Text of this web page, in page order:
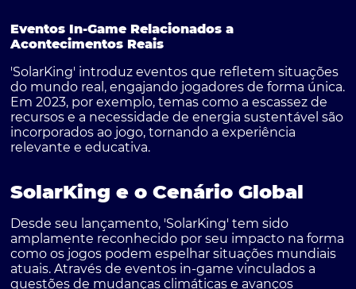
Eventos In-Game Relacionados a
Acontecimentos Reais
'SolarKing' introduz eventos que refletem situações
do mundo real, engajando jogadores de forma única.
Em 2023, por exemplo, temas como a escassez de
recursos e a necessidade de energia sustentável são
incorporados ao jogo, tornando a experiência
relevante e educativa.
SolarKing e o Cenário Global
Desde seu lançamento, 'SolarKing' tem sido
amplamente reconhecido por seu impacto na forma
como os jogos podem espelhar situações mundiais
atuais. Através de eventos in-game vinculados a
questões de mudanças climáticas e avanços